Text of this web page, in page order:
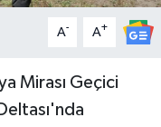
A- A+
Mirası Geçici